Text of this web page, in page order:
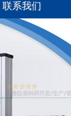
联系我们